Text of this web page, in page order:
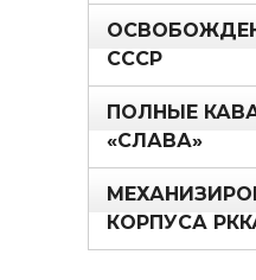
СССР
ПОЛНЫЕ
«СЛАВА»
КОРПУСА